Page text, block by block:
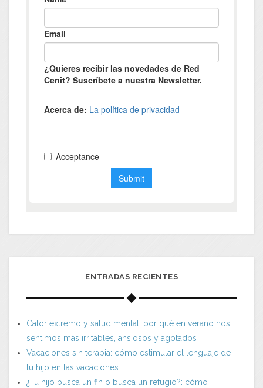
ENTRADAS RECIENTES
Calor extremo y salud mental: por qué en verano nos
sentimos más irritables, ansiosos y agotados
Vacaciones sin terapia: cómo estimular el lenguaje de
tu hijo en las vacaciones
¿Tu hijo busca un fin o busca un refugio?: cómo